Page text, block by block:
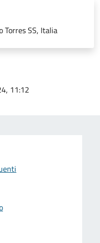
Torres SS, Italia
11:12